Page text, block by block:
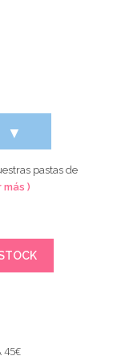
▼
pastas de
más )
45€